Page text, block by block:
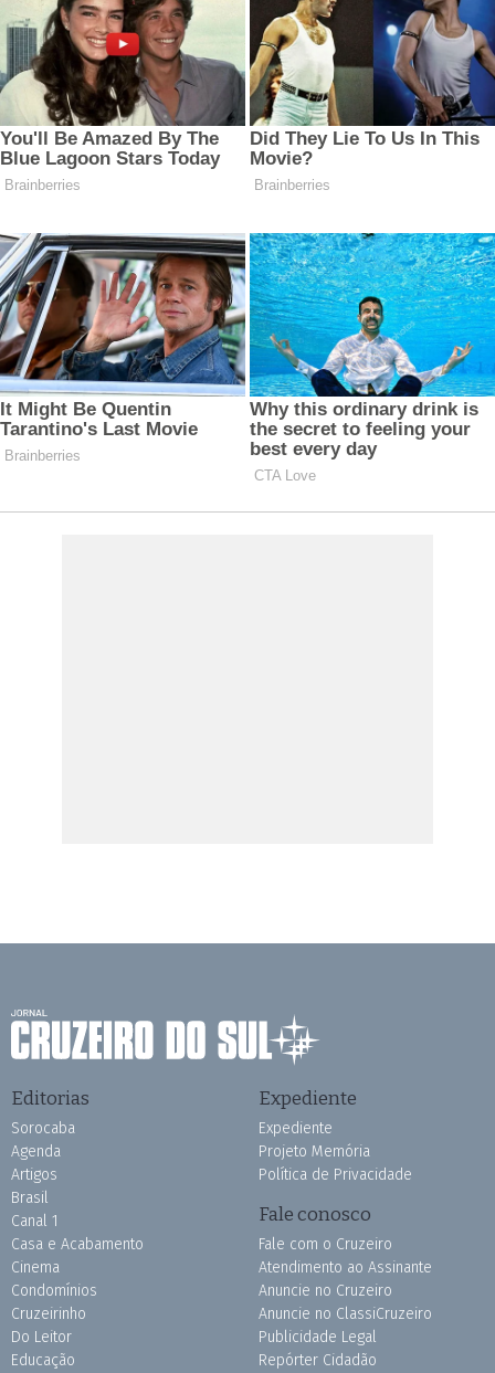
Editorias
Sorocaba
Agenda
Artigos
Brasil
Canal 1
Casa e Acabamento
Cinema
Condomínios
Cruzeirinho
Do Leitor
Educação
Expediente
Expediente
Projeto Memória
Política de Privacidade
Fale conosco
Fale com o Cruzeiro
Atendimento ao Assinante
Anuncie no Cruzeiro
Anuncie no ClassiCruzeiro
Publicidade Legal
Repórter Cidadão